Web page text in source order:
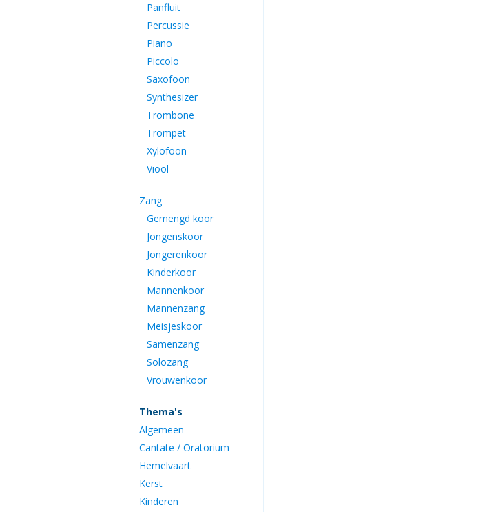
Panfluit
Percussie
Piano
Piccolo
Saxofoon
Synthesizer
Trombone
Trompet
Xylofoon
Viool
Zang
Gemengd koor
Jongenskoor
Jongerenkoor
Kinderkoor
Mannenkoor
Mannenzang
Meisjeskoor
Samenzang
Solozang
Vrouwenkoor
Thema's
Algemeen
Cantate / Oratorium
Hemelvaart
Kerst
Kinderen